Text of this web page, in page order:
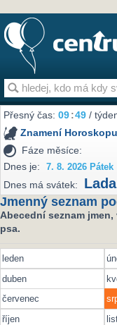
Přesný čas:09:49 /
Znamení
Fáze měsíce:
Dnes je:
7. 8. 2026 Pátek
Dnes má svátek: Lada
Jmenný seznam
Abecední seznam
psa.
leden
duben
červenec
říjen